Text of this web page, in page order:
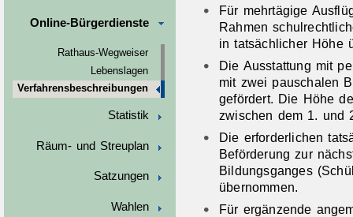
Online-Bürgerdienste
Rathaus-Wegweiser
Lebenslagen
Verfahrensbeschreibungen
Statistik
Räum- und Streuplan
Satzungen
Wahlen
Für mehrtägige
Rahmen
in tatsächlicher Höhe
Die Ausstattung mit
mit zwei pauschalen
gefördert. Die Höhe
zwischen dem 1. und
Die erforderlichen
Beförderung zur
Bildungsganges
übernommen.
Für ergänzende